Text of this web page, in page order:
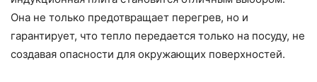
Она не только предотвращает перегрев, но и
гарантирует, что тепло передается только на посуду, не
создавая опасности для окружающих поверхностей.